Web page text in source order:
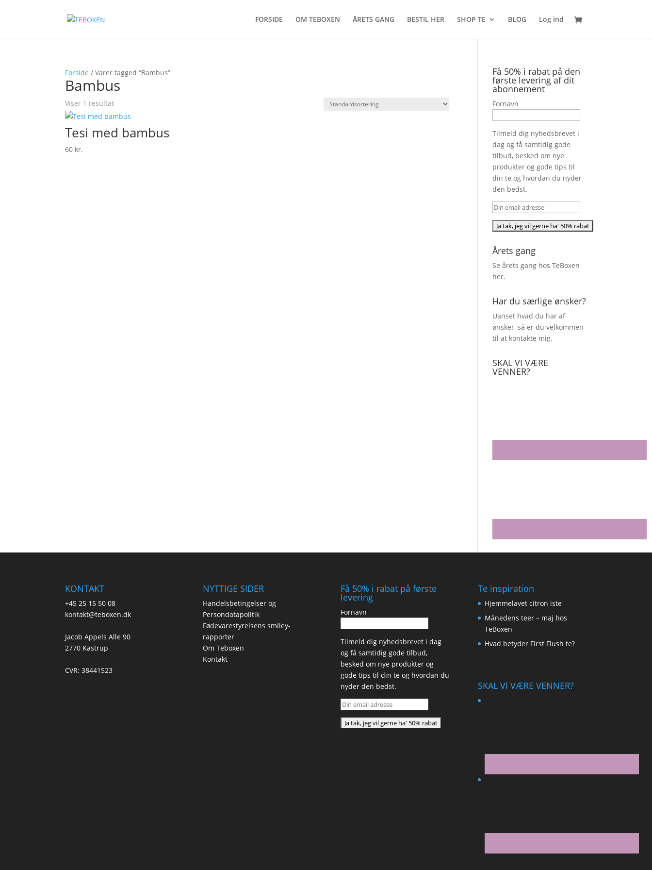
FORSIDE OM TEBOXEN ÅRETS GANG BESTIL HER SHOP TE BLOG Log ind
Forside / Varer tagged “Bambus”
Bambus
Viser 1 resultat
Tesi med bambus
60 kr.
Få 50% i rabat på den
første levering af dit
abonnement
Fornavn
Tilmeld dig nyhedsbrevet i
dag og få samtidig gode
tilbud, besked om nye
produkter og gode tips til
din te og hvordan du nyder
den bedst.
Årets gang
Se årets gang hos TeBoxen
her.
Har du særlige ønsker?
Uanset hvad du har af
ønsker, så er du velkommen
til at kontakte mig.
SKAL VI VÆRE
VENNER?
KONTAKT
+45 25 15 50 08
kontakt@teboxen.dk
Jacob Appels Alle 90
2770 Kastrup
CVR: 38441523
NYTTIGE SIDER
Handelsbetingelser og
Persondatapolitik
Fødevarestyrelsens smiley-
rapporter
Om Teboxen
Kontakt
Få 50% i rabat på første
levering
Fornavn
Tilmeld dig nyhedsbrevet i dag
og få samtidig gode tilbud,
besked om nye produkter og
gode tips til din te og hvordan du
nyder den bedst.
Te inspiration
Hjemmelavet citron iste
Månedens teer – maj hos
TeBoxen
Hvad betyder First Flush te?
SKAL VI VÆRE VENNER?